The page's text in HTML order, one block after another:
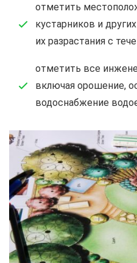
отметить
кустарников и
их разрастания с
отметить все
включая орошение,
водоснабжение